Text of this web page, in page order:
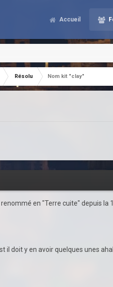
Accueil
Résolu
Nom kit "clay"
en "Terre cuite" depuis la
il doit y en avoir quelques unes